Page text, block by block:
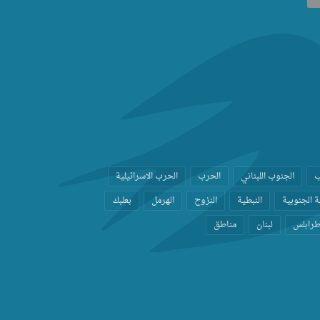
الجنوب اللبناني الحرب
الحرب الاسرائيلية
الجنوبية النبطية النزوح الهرمل
بعلبك
طرابلس لبنان مناطق